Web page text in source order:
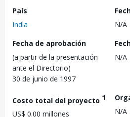
País
India
N/A
Fecha de aprobación
(a partir de la presentación
ante el Directorio)
30 de junio de 1997
N/A
Costo total del proyecto 1
US$ 0.00 millones
N/A